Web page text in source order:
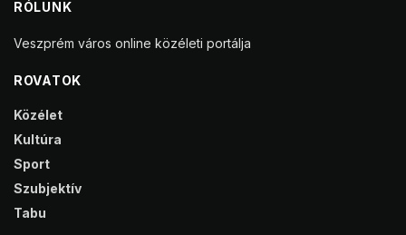
RÓLUNK
Veszprém város online közéleti portálja
ROVATOK
Közélet
Kultúra
Sport
Szubjektív
Tabu